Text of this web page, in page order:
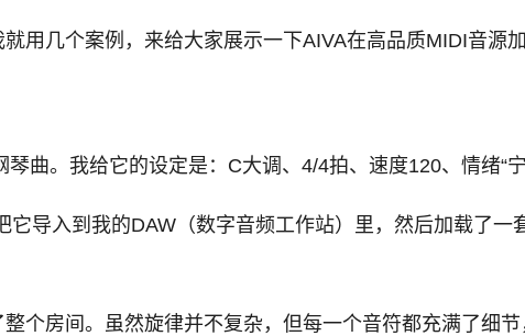
用几个案例，来给大家展示一下AIVA在高品质MIDI音源加
曲。我给它的设定是：C大调、4/4拍、速度120、情绪“宁
它导入到我的DAW（数字音频工作站）里，然后加载了
个房间。虽然旋律并不复杂，但每一个音符都充满了细